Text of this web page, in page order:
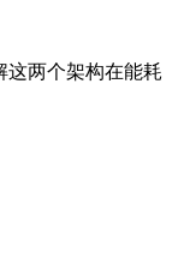
这两个架构在能耗